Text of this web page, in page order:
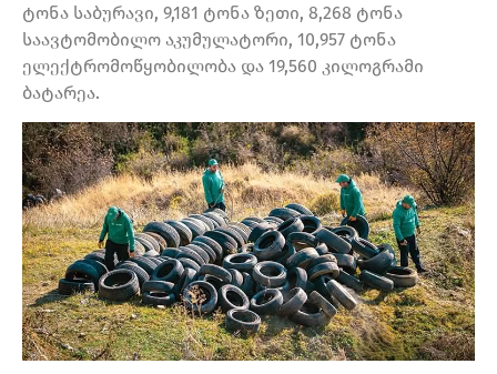
ტონა საბურავი, 9,181 ტონა ზეთი, 8,268 ტონა
საავტომობილო აკუმულატორი, 10,957 ტონა
ელექტრომოწყობილობა და 19,560 კილოგრამი
ბატარეა.